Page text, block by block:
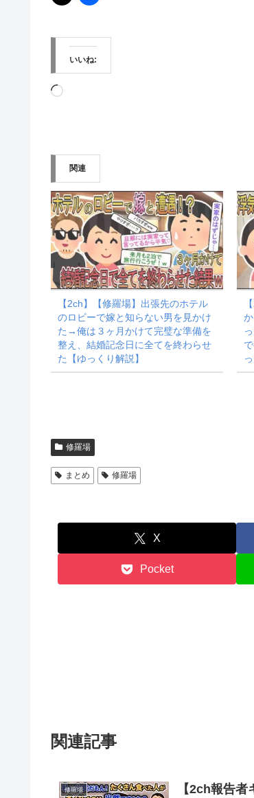
いいね:
読
み
中…
関連
【2ch】【修羅場】出張先のホテル
のロビーで嫁と知らない男を見かけ
た→俺は３ヶ月かけて完璧な準備を
整え、結婚記念日に全てを終わらせ
た【ゆっくり解説】
修羅場
まとめ 修羅場
X
Pocket
関連記事
修羅場 【2ch報告